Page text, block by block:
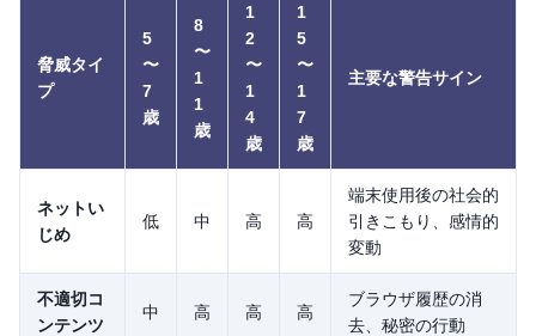
脅威タイ
プ
5
〜
7
歳
8
〜
1
1
歳
1
2
〜
1
4
歳
1
5
〜
1
7
歳
主要な警告サイン
ネットい
じめ
低 中 高 高
端末使用後の社会的
引きこもり、感情的
変動
不適切コ
ンテンツ
中 高 高 高
ブラウザ履歴の消
去、秘密の行動